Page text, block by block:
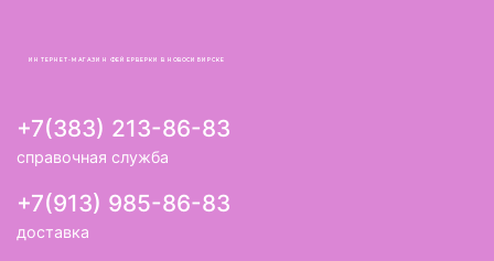
ИНТЕРНЕТ-МАГАЗИН ФЕЙЕРВЕРКИ В НОВОСИБИРСКЕ
+7(383) 213-86-83
справочная служба
+7(913) 985-86-83
доставка